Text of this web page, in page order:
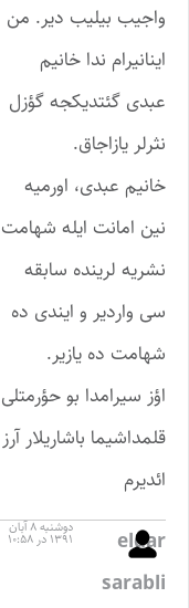
واجیب بیلیب دیر. من
اینانیرام ندا خانیم
عبدی گئتدیکجه گؤزل
نثرلر یازاجاق.
خانیم عبدی، اورمیه
نین امانت ایله شهامت
نشریه لرینده سابقه
سی واردیر و ایندی ده
شهامت ده یازیر.
اؤز سیرامدا بو حؤرمتلی
قلمداشیما باشاریلار آرز
ائدیرم
eldar
sarabli
دوشنبه ۸ آبان
۱۳۹۱ در ۱۰:۵۸